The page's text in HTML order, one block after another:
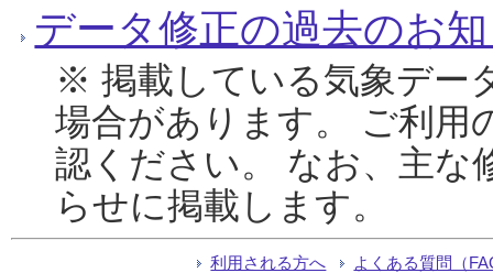
データ修正の過去のお
※ 掲載している気象デー
場合があります。 ご利用
認ください。 なお、主な
らせに掲載します。
利用される方へ よくある質問（